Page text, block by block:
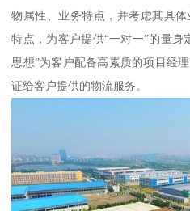
物属性、业务特点，并考虑其具
特点，为客户提供“一对一”的量身
思想”为客户配备高素质的项目经
证给客户提供的物流服务。